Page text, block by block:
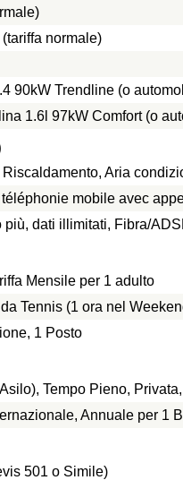
normale)
90kW Trendline (o
1.6l 97kW Comfort (o
Aria
mobile avec
più, dati illimitati, Fibra/
Mensile per 1 adulto
Tennis (1 ora nel
1 Posto
Tempo Pieno,
Annuale per 1
501 o Simile)